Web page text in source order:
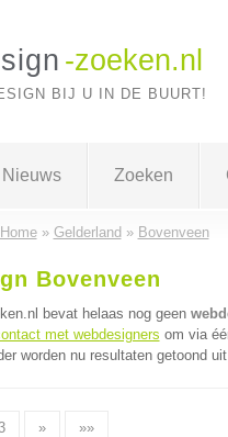
-zoeken.nl
BIJ U IN DE BUURT!
Nieuws Zoeken
Home» Gelderland » Bovenveen
Bovenveen
bevat helaas nog geen
met webdesigners om via
worden nu resultaten getoond
3 » »»